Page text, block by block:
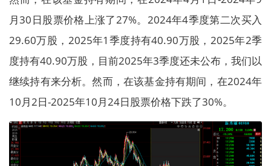
月30日股票价格上涨了27%。2024年4季度第二次买入
29.60万股，2025年1季度持有40.90万股，2025年2季
度持有40.90万股，目前2025年3季度还未公布，我们以
继续持有来分析。然而，在该基金持有期间，在2024年
10月2日-2025年10月24日股票价格下跌了30%。